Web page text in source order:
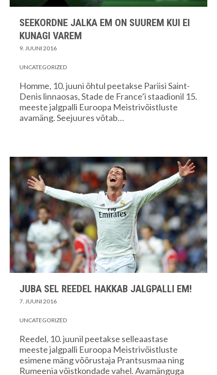
SEEKORDNE JALKA EM ON SUUREM KUI EI
KUNAGI VAREM
9. JUUNI 2016
UNCATEGORIZED
Homme, 10. juuni õhtul peetakse Pariisi Saint-
Denis linnaosas, Stade de France’i staadionil 15.
meeste jalgpalli Euroopa Meistrivõistluste
avamäng. Seejuures võtab…
JUBA SEL REEDEL HAKKAB JALGPALLI EM!
7. JUUNI 2016
UNCATEGORIZED
Reedel, 10. juunil peetakse selleaastase
meeste jalgpalli Euroopa Meistrivõistluste
esimene mäng võõrustaja Prantsusmaa ning
Rumeenia võistkondade vahel. Avamänguga